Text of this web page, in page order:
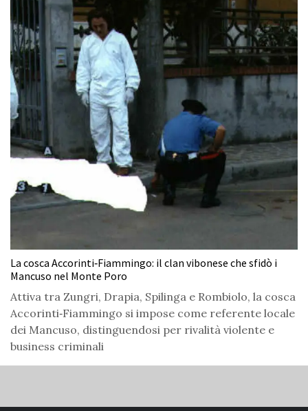
La cosca Accorinti‑Fiammingo: il clan vibonese che sfidò i
Mancuso nel Monte Poro
Attiva tra Zungri, Drapia, Spilinga e Rombiolo, la cosca
Accorinti‑Fiammingo si impose come referente locale
dei Mancuso, distinguendosi per rivalità violente e
business criminali